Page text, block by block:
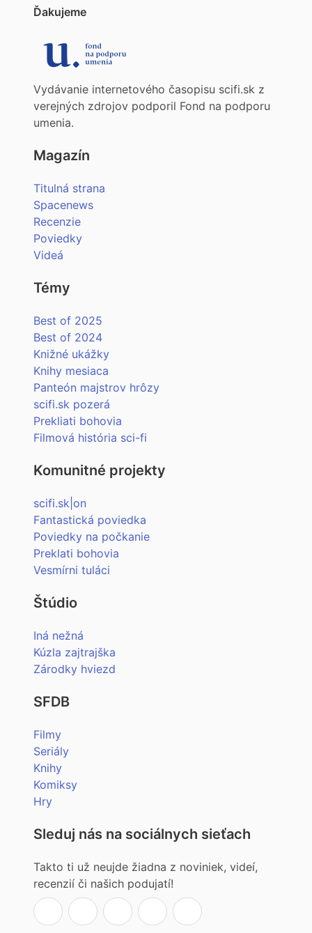
Ďakujeme
Vydávanie internetového časopisu scifi.sk z
verejných zdrojov podporil Fond na podporu
umenia.
Magazín
Titulná strana
Spacenews
Recenzie
Poviedky
Videá
Témy
Best of 2025
Best of 2024
Knižné ukážky
Knihy mesiaca
Panteón majstrov hrôzy
scifi.sk pozerá
Prekliati bohovia
Filmová história sci-fi
Komunitné projekty
scifi.sk|on
Fantastická poviedka
Poviedky na počkanie
Preklati bohovia
Vesmírni tuláci
Štúdio
Iná nežná
Kúzla zajtrajška
Zárodky hviezd
SFDB
Filmy
Seriály
Knihy
Komiksy
Hry
Sleduj nás na sociálnych sieťach
Takto ti už neujde žiadna z noviniek, videí,
recenzií či našich podujatí!